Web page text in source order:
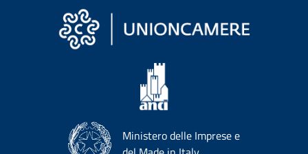
Ministero delle Imprese e